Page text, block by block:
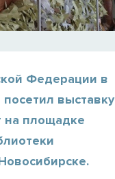
Федерации в
выставку
на площадке